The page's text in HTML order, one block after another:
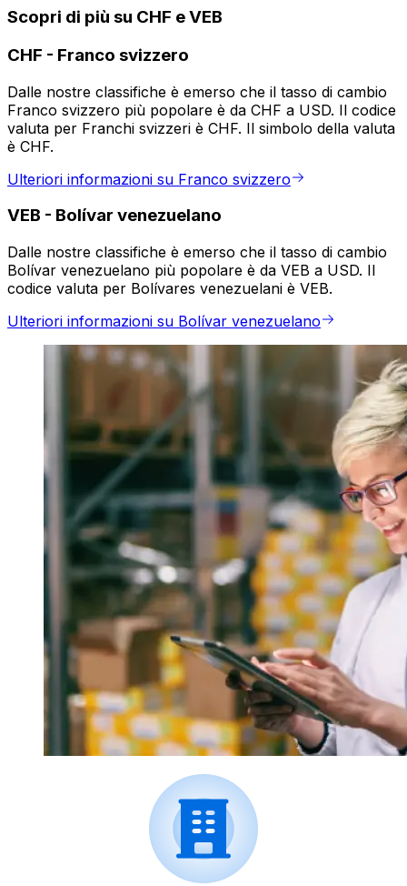
Scopri di più su CHF e VEB
CHF - Franco svizzero
Dalle nostre classifiche è emerso che il tasso di cambio
Franco svizzero più popolare è da CHF a USD. Il codice
valuta per Franchi svizzeri è CHF. Il simbolo della valuta
è CHF.
Ulteriori informazioni su Franco svizzero
VEB - Bolívar venezuelano
Dalle nostre classifiche è emerso che il tasso di cambio
Bolívar venezuelano più popolare è da VEB a USD. Il
codice valuta per Bolívares venezuelani è VEB.
Ulteriori informazioni su Bolívar venezuelano